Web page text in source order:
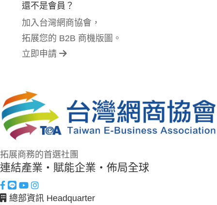
還不是會員？
加入台灣網商協會，
拓展您的 B2B 商機版圖。
立即申請
拓展商務的首選社團
連結產業・賦能企業・佈局全球
總部資訊 Headquarter